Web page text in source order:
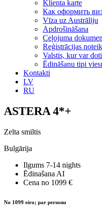
Klienta karte
Как оформить
Vīza uz Austrāliju
Apdrošināšana
Ceļojuma
Reģistrācijas
Valstis, kur var
Ēdināšanu tipi
Kontakti
LV
RU
ASTERA 4*+
Zelta smiltis
Bulgārija
Ilgums 7-14 nights
Ēdinašana AI
Cena no 1099 €
No 1099 eiro; par personu